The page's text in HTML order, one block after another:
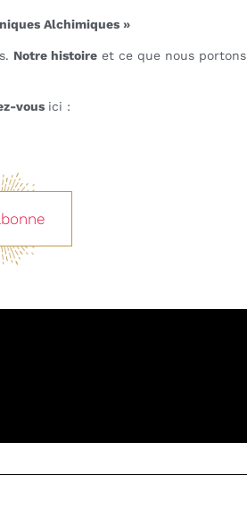
Alchimiques »
Notre histoire et ce que nous portons
vous ici :